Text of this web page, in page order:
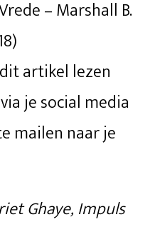
– Marshall B.
artikel lezen
je social media
mailen naar je
Ghaye, Impuls